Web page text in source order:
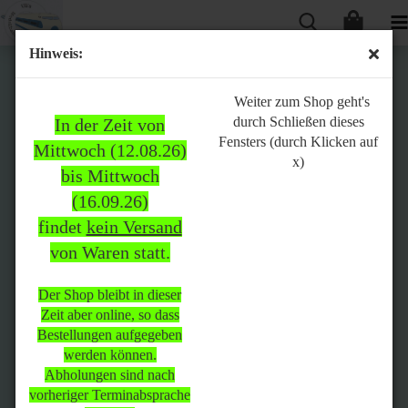
Hinweis:
In der Zeit von
Mittwoch (12.08.26)
bis Mittwoch
(16.09.26)
findet kein Versand
von Waren statt.
Der Shop bleibt in dieser
Zeit aber online, so dass
Bestellungen aufgegeben
werden können.
Abholungen sind nach
vorheriger Terminabsprache
Weiter zum Shop geht's
durch Schließen dieses
Fensters (durch Klicken auf
x)
Bitte
beachten:
In der Zeit von Mittwoch
(12.08.26) bis Mittwoch
(16.09.26)
statt.
Der Shop bleibt in dieser Zeit
aber online, so dass
Bestellungen aufgegeben
werden können.